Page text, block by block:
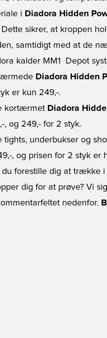
i Diadora Hidden
sikrer, at kroppen
samtidigt med at de
kalder MM1  Depot
Diadora Hidden
er kun 249,-.
kortærmet Diadora
, og 249,- for 2 styk.
tights, underbukser og
, og prisen for 2 styk er
du forestille dig at trække
dig for at prøve? Vi
nedenfor.